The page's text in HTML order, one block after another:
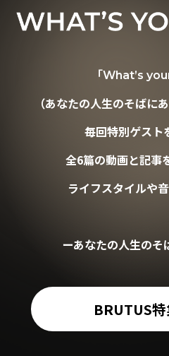
「What’s
（あなたの人生のそばに
毎回特別ゲスト
全6篇の動画と記事
ライフスタイルや
ーあなたの人生のそ
BRUTUS